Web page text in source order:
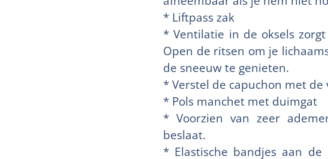
* Liftpass zak
* Ventilatie in de oksels
Open de ritsen om je
de sneeuw te genieten.
* Verstel de capuchon met
* Pols manchet met duimgat
* Voorzien van zeer
beslaat.
* Elastische bandjes aan